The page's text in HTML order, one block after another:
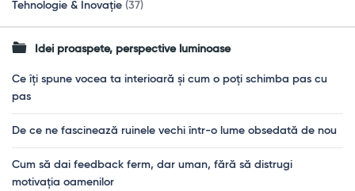
Tehnologie & Inovație (37)
Idei proaspete, perspective luminoase
Ce îți spune vocea ta interioară și cum o poți schimba pas cu
pas
De ce ne fascinează ruinele vechi într-o lume obsedată de nou
Cum să dai feedback ferm, dar uman, fără să distrugi
motivația oamenilor